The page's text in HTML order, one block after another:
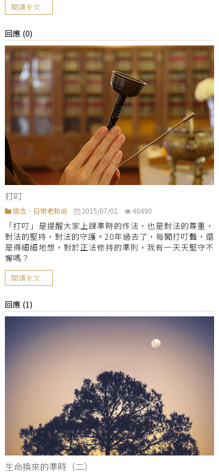
閱讀全文...
回應 (0)
打叮
憶念．日常老和尚 2015/07/01 40490
「打叮」是提醒大家上課準時的作法，也是對法的尊重，
對法的堅持，對法的守護。20年過去了，每聞打叮聲，還
是得細細地想，對於正法修持的準則，我有一天天堅守不
懈嗎？
閱讀全文...
回應 (1)
生命換來的準時（二）